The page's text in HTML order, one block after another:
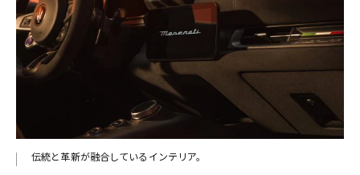
伝統と革新が融合しているインテリア。